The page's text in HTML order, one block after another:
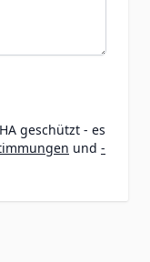
geschützt - es
und -